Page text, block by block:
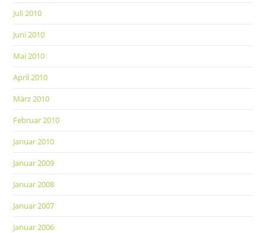
Juli 2010
Juni 2010
Mai 2010
April 2010
März 2010
Februar 2010
Januar 2010
Januar 2009
Januar 2008
Januar 2007
Januar 2006